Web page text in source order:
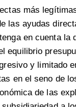
más
las ayudas
en cuenta la
equilibrio
y limitado
en el seno de
de las